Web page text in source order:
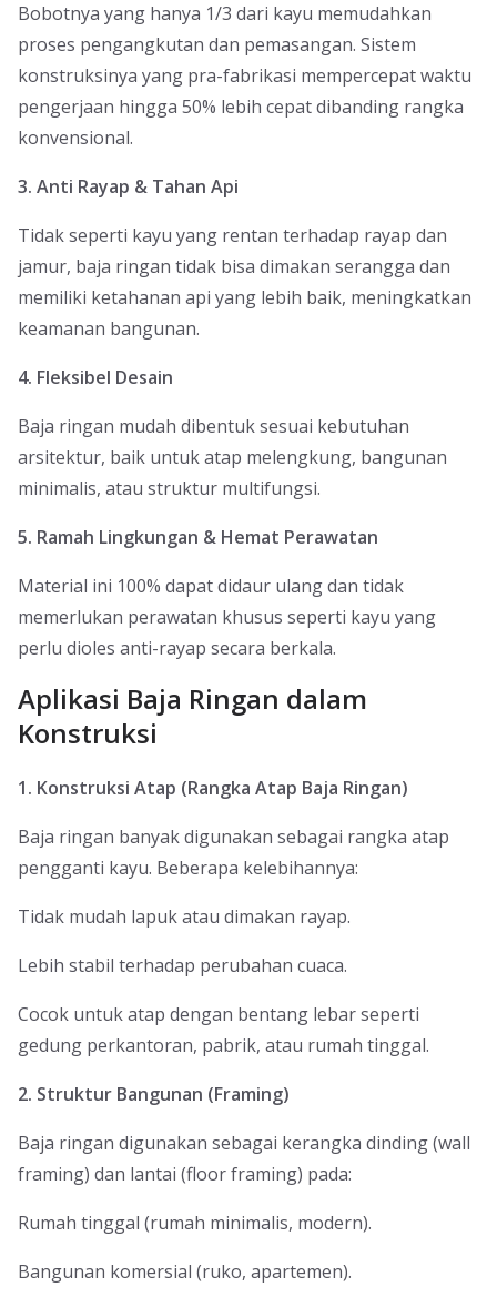
Bobotnya yang hanya 1/3 dari kayu memudahkan
proses pengangkutan dan pemasangan. Sistem
konstruksinya yang pra-fabrikasi mempercepat waktu
pengerjaan hingga 50% lebih cepat dibanding rangka
konvensional.
3. Anti Rayap & Tahan Api
Tidak seperti kayu yang rentan terhadap rayap dan
jamur, baja ringan tidak bisa dimakan serangga dan
memiliki ketahanan api yang lebih baik, meningkatkan
keamanan bangunan.
4. Fleksibel Desain
Baja ringan mudah dibentuk sesuai kebutuhan
arsitektur, baik untuk atap melengkung, bangunan
minimalis, atau struktur multifungsi.
5. Ramah Lingkungan & Hemat Perawatan
Material ini 100% dapat didaur ulang dan tidak
memerlukan perawatan khusus seperti kayu yang
perlu dioles anti-rayap secara berkala.
Aplikasi Baja Ringan dalam
Konstruksi
1. Konstruksi Atap (Rangka Atap Baja Ringan)
Baja ringan banyak digunakan sebagai rangka atap
pengganti kayu. Beberapa kelebihannya:
Tidak mudah lapuk atau dimakan rayap.
Lebih stabil terhadap perubahan cuaca.
Cocok untuk atap dengan bentang lebar seperti
gedung perkantoran, pabrik, atau rumah tinggal.
2. Struktur Bangunan (Framing)
Baja ringan digunakan sebagai kerangka dinding (wall
framing) dan lantai (floor framing) pada:
Rumah tinggal (rumah minimalis, modern).
Bangunan komersial (ruko, apartemen).